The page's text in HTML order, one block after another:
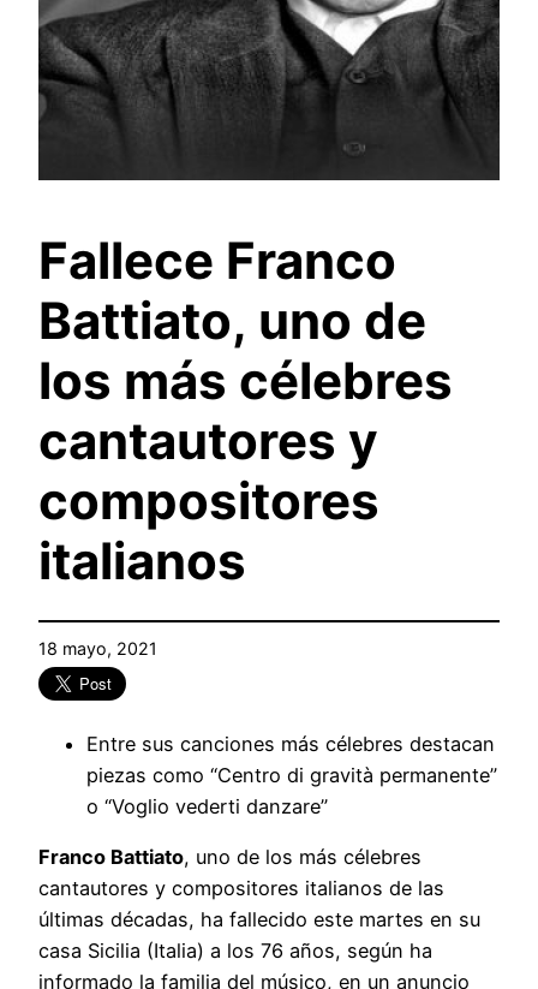
Fallece Franco
Battiato, uno de
los más célebres
cantautores y
compositores
italianos
18 mayo, 2021
Entre sus canciones más célebres destacan
piezas como “Centro di gravità permanente”
o “Voglio vederti danzare”
Franco Battiato, uno de los más célebres
cantautores y compositores italianos de las
últimas décadas, ha fallecido este martes en su
casa Sicilia (Italia) a los 76 años, según ha
informado la familia del músico, en un anuncio